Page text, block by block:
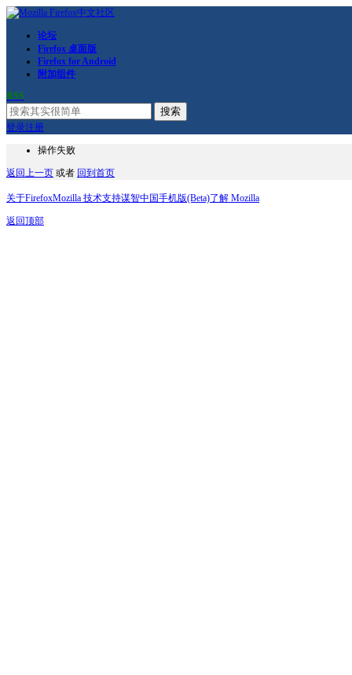
论坛
Firefox 桌面版
Firefox for Android
附加组件
RSS
搜索
登录注册
操作失败
返回上一页 或者 回到首页
关于FirefoxMozilla 技术支持谋智中国手机版(Beta)了解 Mozilla
返回顶部